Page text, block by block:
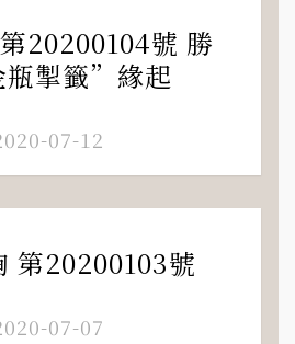
20200104號 勝
掣籤”緣起
07-12
第20200103號
07-07